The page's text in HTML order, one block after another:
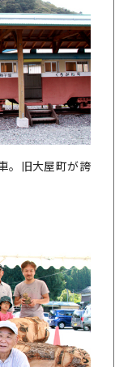
。旧大屋町が誇